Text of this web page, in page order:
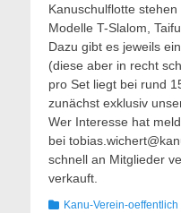
Kanuschulflotte
Modelle T-Slalom,
Dazu gibt es jeweils
(diese aber in recht
pro Set liegt bei rund
zunächst exklusiv
Wer Interesse hat
bei
schnell an Mitglieder
verkauft.
Kategorien
Kanu-Verein-oeffentlich